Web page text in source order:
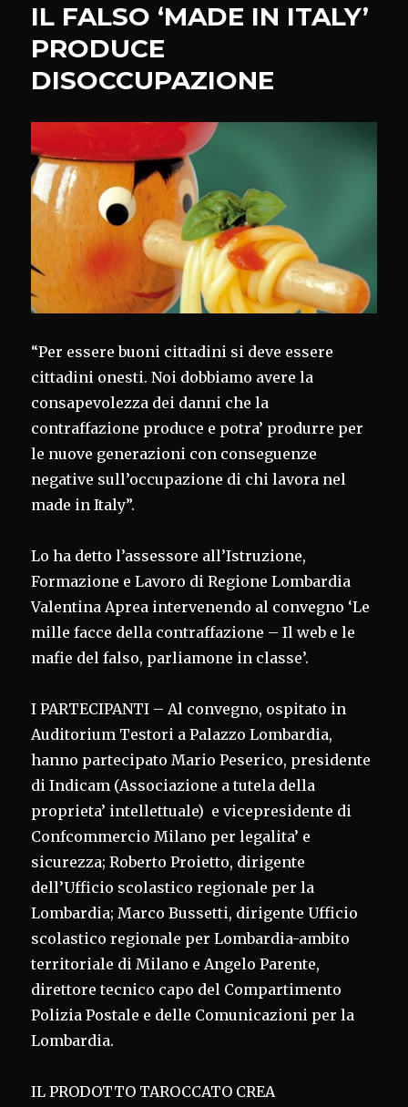
RIBASSISTA
IL FALSO ‘MADE IN ITALY’
PRODUCE
DISOCCUPAZIONE
“Per essere buoni cittadini si deve essere
cittadini onesti. Noi dobbiamo avere la
consapevolezza dei danni che la
contraffazione produce e potra’ produrre per
le nuove generazioni con conseguenze
negative sull’occupazione di chi lavora nel
made in Italy”.
Lo ha detto l’assessore all’Istruzione,
Formazione e Lavoro di Regione Lombardia
Valentina Aprea intervenendo al convegno ‘Le
mille facce della contraffazione – Il web e le
mafie del falso, parliamone in classe’.
I PARTECIPANTI – Al convegno, ospitato in
Auditorium Testori a Palazzo Lombardia,
hanno partecipato Mario Peserico, presidente
di Indicam (Associazione a tutela della
proprieta’ intellettuale) e vicepresidente di
Confcommercio Milano per legalita’ e
sicurezza; Roberto Proietto, dirigente
dell’Ufficio scolastico regionale per la
Lombardia; Marco Bussetti, dirigente Ufficio
scolastico regionale per Lombardia-ambito
territoriale di Milano e Angelo Parente,
direttore tecnico capo del Compartimento
Polizia Postale e delle Comunicazioni per la
Lombardia.
IL PRODOTTO TAROCCATO CREA